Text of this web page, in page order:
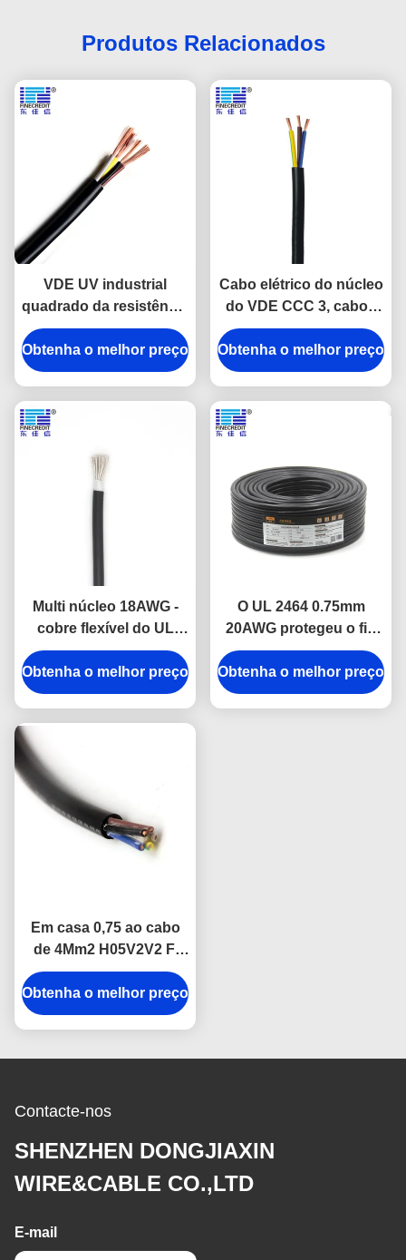
Produtos Relacionados
VDE UV industrial
quadrado da resistência
do cabo elétrico de
H03VV-F/RVV 3 * 0,5
Obtenha o melhor preço
Cabo elétrico do núcleo
do VDE CCC 3, cabos
elétricos do PVC de
H03VV-F H05VV-F
Obtenha o melhor preço
Multi núcleo 18AWG -
cobre flexível do UL
2464 industriais do
cabo 26AWG elétrico
Obtenha o melhor preço
O UL 2464 0.75mm
20AWG protegeu o fio
protegido resistente do
óleo industrial do cabo
elétrico
Obtenha o melhor preço
Em casa 0,75 ao cabo
de 4Mm2 H05V2V2 F,
núcleo 2 isolaram o fio
elétrico
Obtenha o melhor preço
Contacte-nos
SHENZHEN DONGJIAXIN
WIRE&CABLE CO.,LTD
E-mail